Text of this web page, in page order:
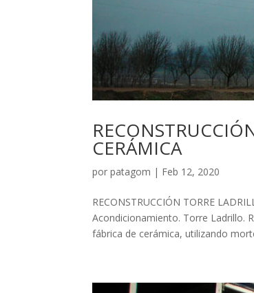
CERÁMICA
porpatagom | Feb 12, 2020
RECONSTRUCCIÓN TORRE
Acondicionamiento. Torre Ladrillo.
fábrica de cerámica, utilizando